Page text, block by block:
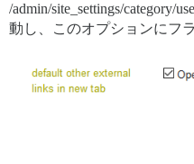
/admin/site_settings/category/
動し、このオプションにフ